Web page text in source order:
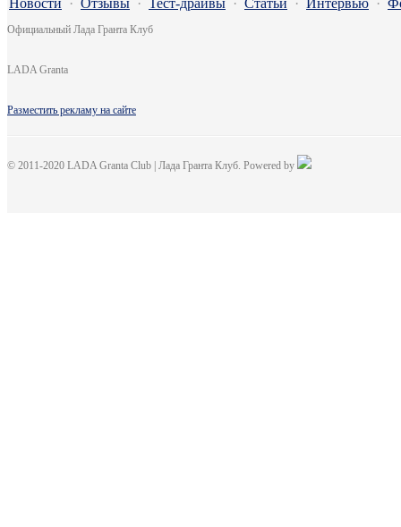
Новости · Отзывы · Тест-драйвы · Статьи · Интервью ·
Официальный Лада Гранта Клуб
LADA Granta
Разместить рекламу на сайте
© 2011-2020 LADA Granta Club | Лада Гранта Клуб. Powered by